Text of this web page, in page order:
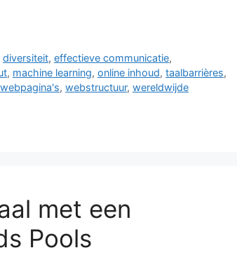
diversiteit,effectieve communicatie,
, machine learning, online inhoud, taalbarrières,
webpagina's, webstructuur, wereldwijde
met een
Pools